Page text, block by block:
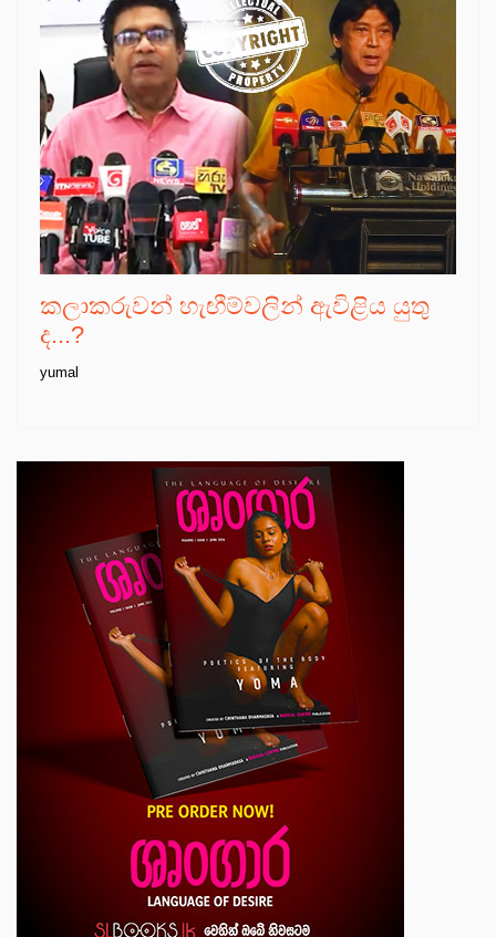
කලාකරුවන් හැඟීම්වලින් ඇවිළිය යුතු
ද...?
yumal